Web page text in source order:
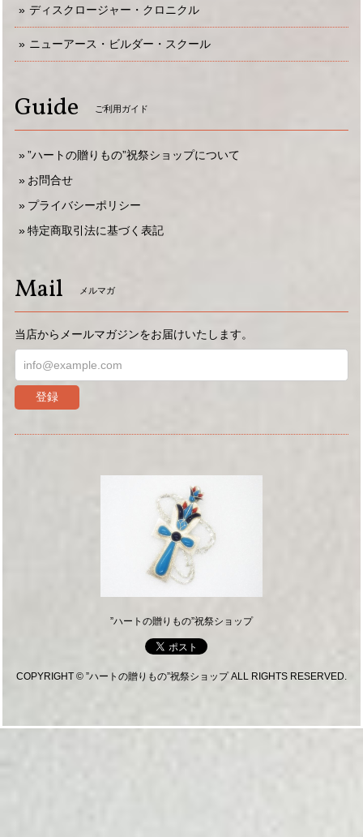
ディスクロージャー・クロニクル
ニューアース・ビルダー・スクール
Guide ご利用ガイド
”ハートの贈りもの”祝祭ショップについて
お問合せ
プライバシーポリシー
特定商取引法に基づく表記
Mail メルマガ
当店からメールマガジンをお届けいたします。
登録
”ハートの贈りもの”祝祭ショップ
COPYRIGHT © ”ハートの贈りもの”祝祭ショップ ALL RIGHTS RESERVED.